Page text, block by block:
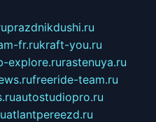
prazdnikdushi.ru
fr.rukraft-you.ru
explore.rurastenuya.ru
freeride-team.ru
autostudiopro.ru
atlantpereezd.ru